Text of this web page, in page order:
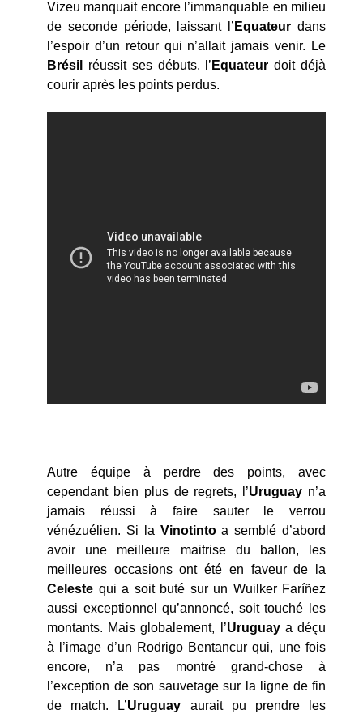
Vizeu manquait encore l’immanquable en milieu
de seconde période, laissant l’ Equateur dans
l’espoir d’un retour qui n’allait jamais venir. Le
Brésil
réussit ses débuts, l’ Equateur doit déjà
courir après les points perdus.
Autre équipe à perdre des points, avec
cependant bien plus de regrets, l’Uruguay n’a
jamais réussi à faire sauter le verrou
vénézuélien. Si la Vinotintoa semblé d’abord
avoir une meilleure maitrise du ballon, les
meilleures occasions ont été en faveur de la
Celeste qui a soit buté sur un Wuilker Faríñez
aussi exceptionnel qu’annoncé, soit touché les
montants. Mais globalement, l’Uruguaya déçu
à l’image d’un Rodrigo Bentancur qui, une fois
encore, n’a pas montré grand-chose à
l’exception de son sauvetage sur la ligne de fin
de match. L’Uruguay aurait pu prendre les